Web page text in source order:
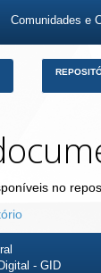
Comunidades e
no
- GID